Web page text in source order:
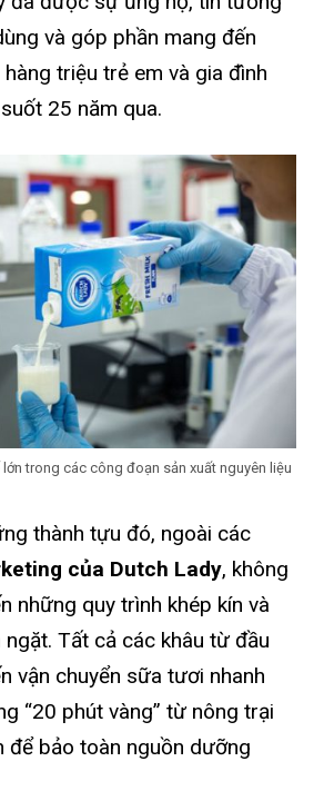
và góp phần mang đến
triệu trẻ em và gia đình
25 năm qua.
trong các công đoạn sản xuất nguyên liệu
thành tựu đó, ngoài các
của Dutch Lady, không
những quy trình khép kín và
Tất cả các khâu từ đầu
vận chuyển sữa tươi nhanh
“20 phút vàng” từ nông trại
để bảo toàn nguồn dưỡng